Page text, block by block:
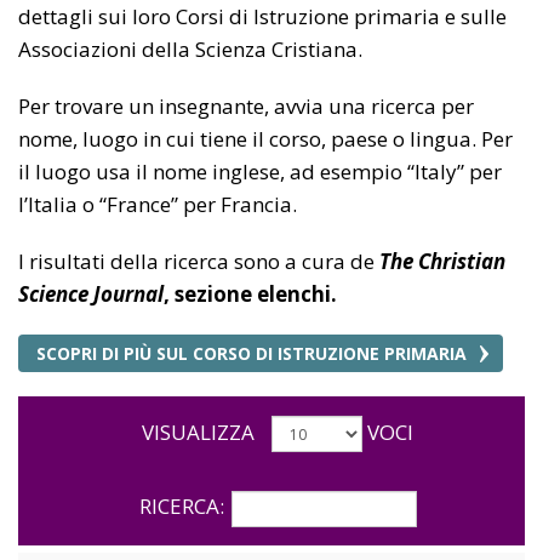
dettagli sui loro Corsi di Istruzione primaria e sulle
Associazioni della Scienza Cristiana.
Per trovare un insegnante, avvia una ricerca per
nome, luogo in cui tiene il corso, paese o lingua. Per
il luogo usa il nome inglese, ad esempio “Italy” per
l’Italia o “France” per Francia.
I risultati della ricerca sono a cura de The Christian
Science Journal, sezione elenchi.
SCOPRI DI PIÙ SUL CORSO DI ISTRUZIONE PRIMARIA
VISUALIZZA VOCI
RICERCA: